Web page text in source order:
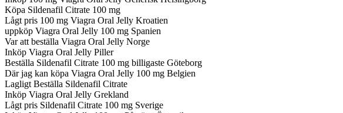
Köpa Sildenafil Citrate 100 mg
Lågt pris 100 mg Viagra Oral Jelly Kroatien
uppköp Viagra Oral Jelly 100 mg Spanien
Var att beställa Viagra Oral Jelly Norge
Inköp Viagra Oral Jelly Piller
Beställa Sildenafil Citrate 100 mg billigaste Göteborg
Där jag kan köpa Viagra Oral Jelly 100 mg Belgien
Lagligt Beställa Sildenafil Citrate
Inköp Viagra Oral Jelly Grekland
Lågt pris Sildenafil Citrate 100 mg Sverige